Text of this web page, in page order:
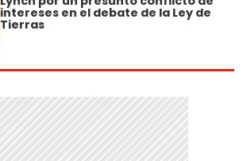
intereses en el debate de la Ley de
Tierras